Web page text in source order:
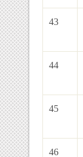
43
44
45
46